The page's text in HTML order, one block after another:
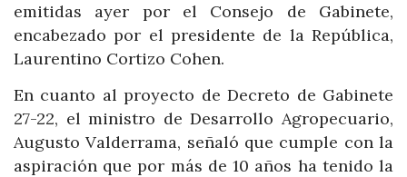
emitidas ayer por el Consejo de Gabinete,
encabezado por el presidente de la República,
Laurentino Cortizo Cohen.
En cuanto al proyecto de Decreto de Gabinete
27-22, el ministro de Desarrollo Agropecuario,
Augusto Valderrama, señaló que cumple con la
aspiración que por más de 10 años ha tenido la